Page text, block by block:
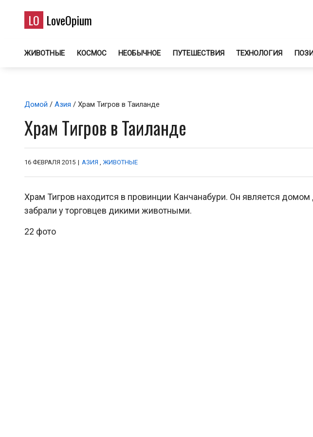
LO LoveOpium
ЖИВОТНЫЕ КОСМОС НЕОБЫЧНОЕ ПУТЕШЕСТВИЯ ТЕХНОЛОГИЯ
Домой / Азия / Храм Тигров в Таиланде
Храм Тигров в Таиланде
16 ФЕВРАЛЯ 2015 | АЗИЯ , ЖИВОТНЫЕ
Храм Тигров находится в провинции Канчанабури. Он является
забрали у торговцев дикими животными.
22 фото